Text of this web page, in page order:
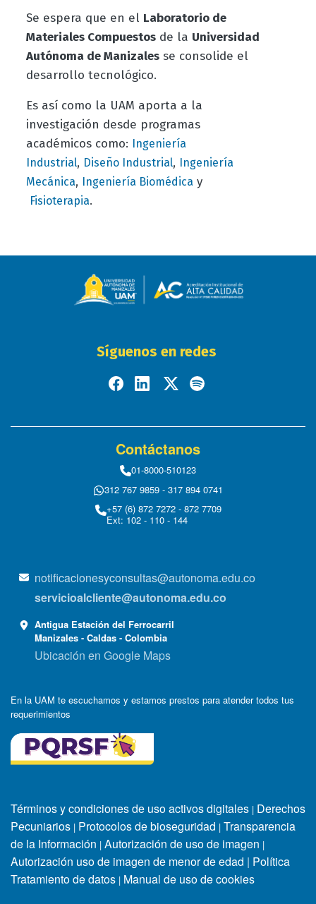
Se espera que en el Laboratorio de
Materiales Compuestosde la Universidad
Autónoma de Manizalesse consolide el
desarrollo tecnológico.
Es así como la UAM aporta a la
investigación desde programas
académicos como: Ingeniería
Industrial, Diseño Industrial, Ingeniería
Mecánica, Ingeniería Biomédicay
Fisioterapia.
Síguenos en redes
Contáctanos
01-8000-510123
312 767 9859 - 317 894 0741
+57 (6) 872 7272 - 872 7709
Ext: 102 - 110 - 144
notificacionesyconsultas@autonoma.edu.co
servicioalcliente@autonoma.edu.co
Antigua Estación del Ferrocarril
Manizales - Caldas - Colombia
Ubicación en Google Maps
En la UAM te escuchamos y estamos prestos para atender todos tus
requerimientos
Términos y condiciones de uso activos digitales | Derechos
Pecuniarios | Protocolos de bioseguridad | Transparencia
de la Información | Autorización de uso de imagen |
Autorización uso de imagen de menor de edad | Política
Tratamiento de datos | Manual de uso de cookies